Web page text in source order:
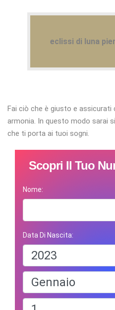
eclissi di luna
Fai ciò che è giusto e assicurati
armonia. In questo modo sarai
che ti porta ai tuoi sogni.
Scopri Il Tuo
Nome:
Data Di Nascita: